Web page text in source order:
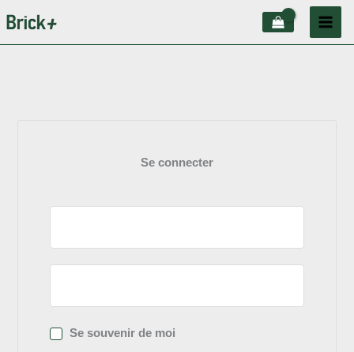
au
Se connecter
Se souvenir de moi